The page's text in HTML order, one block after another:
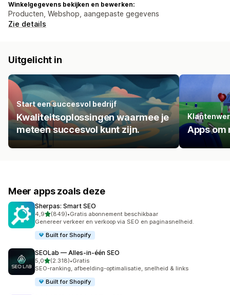
Winkelgegevens bekijken en bewerken:
Producten, Webshop, aangepaste gegevens
Zie details
Uitgelicht in
Start een succesvol bedrijf
Kwaliteitsoplossingen waarmee je
meteen succesvol kunt zijn.
Apps om
Meer apps zoals deze
Sherpas: Smart SEO
4,9van 5 sterren
(849)
849 recensies in totaal
•Gratis abonnement beschikbaar
Genereer verkeer en verkoop via SEO en paginasnelheid.
Built for Shopify
SEOLab — Alles‑in‑één SEO
5,0van 5 sterren
(2.318)
2318 recensies in totaal
•Gratis
SEO-ranking, afbeelding-optimalisatie, snelheid & links
Built for Shopify